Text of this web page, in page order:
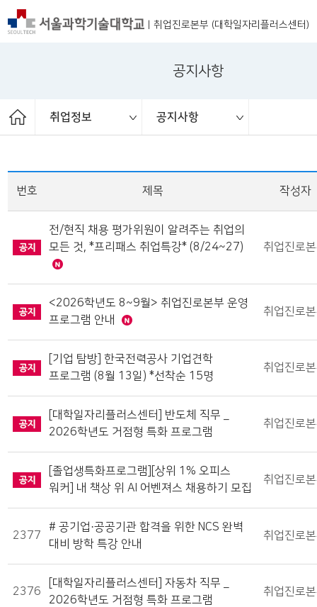
|취업진로본부 (대학일자리플러스센터)
공지사항
취업정보 공지사항
취업상담
프로그램
채용공고
취업정보
ST커리어멘토링
취업진로본부
공지사항
대외활동
청년정책
취업 서포터즈
보도자료
번호 제목 작성자
전/현직 채용 평가위원이 알려주는 취업의
모든 것, *프리패스 취업특강* (8/24~27)
취업진로
<2026학년도 8~9월> 취업진로본부 운영
프로그램 안내
취업진로
[기업 탐방] 한국전력공사 기업견학
프로그램 (8월 13일) *선착순 15명
취업진로
[대학일자리플러스센터] 반도체 직무 _
2026학년도 거점형 특화 프로그램
취업진로
[졸업생특화프로그램][상위 1% 오피스
워커] 내 책상 위 AI 어벤져스 채용하기 모집
취업진로
2377
# 공기업·공공기관 합격을 위한 NCS 완벽
대비 방학 특강 안내
취업진로
2376
[대학일자리플러스센터] 자동차 직무 _
2026학년도 거점형 특화 프로그램
취업진로